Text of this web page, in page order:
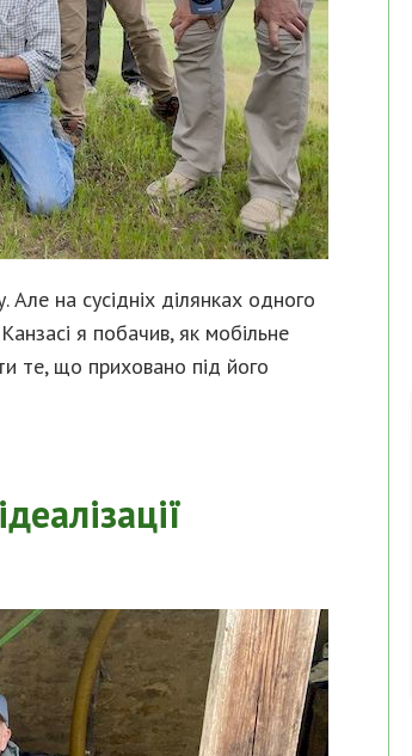
на сусідніх ділянках одного
я побачив, як мобільне
те, що приховано під його